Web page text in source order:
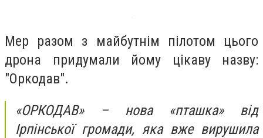
Мер разом з майбутнім пілотом цього
дрона придумали йому цікаву назву:
"Оркодав".
«ОРКОДАВ» – нова «пташка» від
Ірпінської громади, яка вже вирушила